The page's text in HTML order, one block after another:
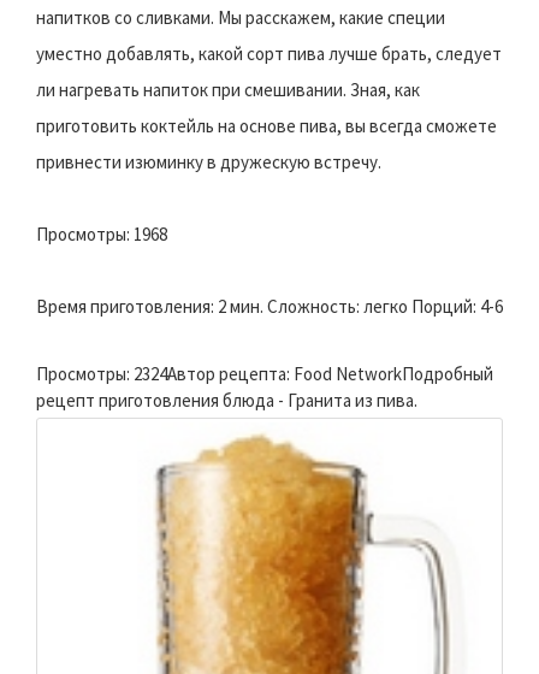
напитков со сливками. Мы расскажем, какие специи
уместно добавлять, какой сорт пива лучше брать, следует
ли нагревать напиток при смешивании. Зная, как
приготовить коктейль на основе пива, вы всегда сможете
привнести изюминку в дружескую встречу.
Просмотры: 1968
Время приготовления: 2 мин. Сложность: легко Порций: 4-6
Просмотры: 2324Автор рецепта: Food NetworkПодробный
рецепт приготовления блюда - Гранита из пива.